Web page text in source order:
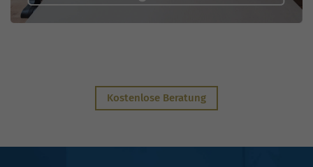
Kostenlose Beratung